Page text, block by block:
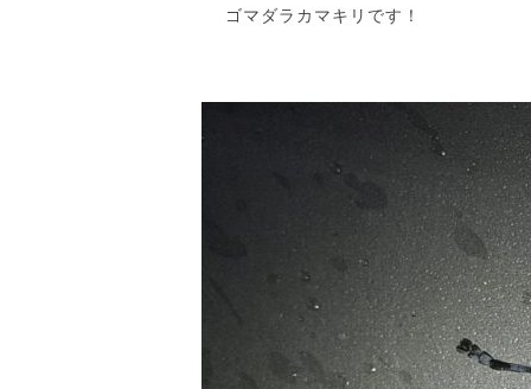
ゴマダラカマキリです！